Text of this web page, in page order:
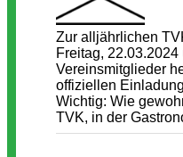
Zur alljährlichen
Freitag,
Vereinsmitglieder
offiziellen
Wichtig: Wie
TVK, in der